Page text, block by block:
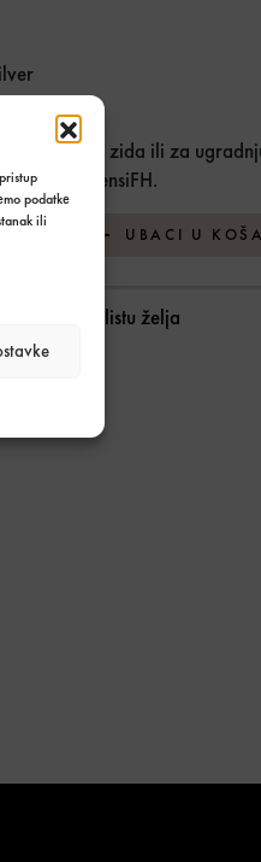
podatke
ili
između tri zida ili za
iz serije SensiFH.
SensiPH116-1B 120cm količina
UBACI U
Dodaj u listu želja